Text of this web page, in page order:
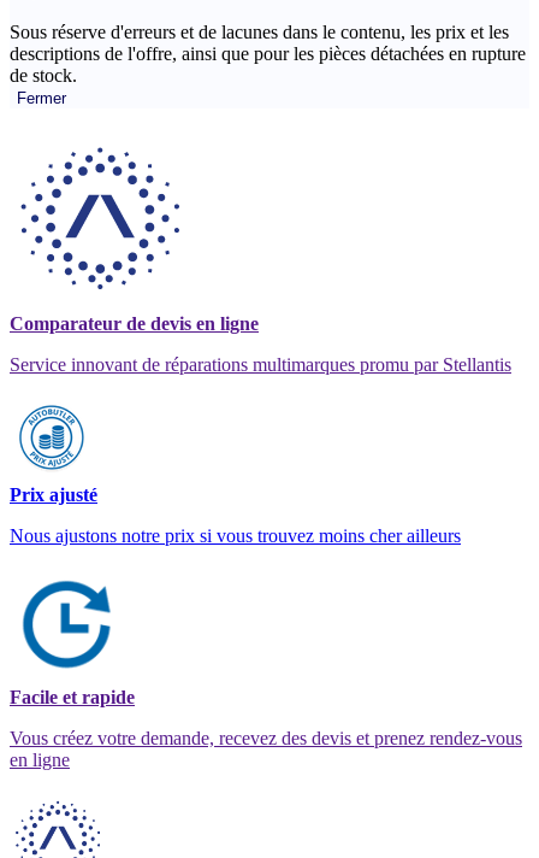
Sous réserve d'erreurs et de lacunes dans le contenu, les prix et les
descriptions de l'offre, ainsi que pour les pièces détachées en rupture
de stock.
Fermer
Comparateur de devis en ligne
Service innovant de réparations multimarques promu par Stellantis
Prix ajusté
Nous ajustons notre prix si vous trouvez moins cher ailleurs
Facile et rapide
Vous créez votre demande, recevez des devis et prenez rendez-vous
en ligne